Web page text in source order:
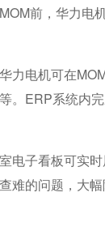
前，华力电机
电机可在MOM
。ERP系统内
子看板可实时
难的问题，大幅